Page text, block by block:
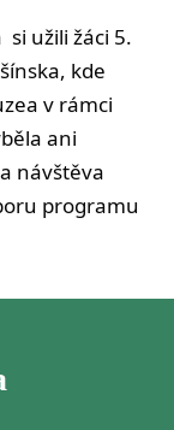
si užili žáci 5.
kde
v rámci
ani
návštěva
programu